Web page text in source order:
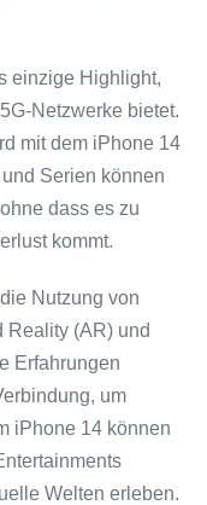
einzige Highlight,
Netzwerke bietet.
mit dem iPhone 14
Serien können
dass es zu
kommt.
Nutzung von
Reality (AR) und
Erfahrungen
um
iPhone 14 können
Welten erleben.